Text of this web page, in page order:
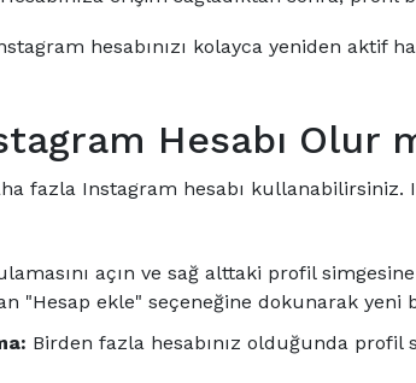
hesabınızı kolayca yeniden aktif
Hesabı Olur
fazla Instagram hesabı
açın ve sağ alttaki profil
"Hesap ekle" seçeneğine dokunarak yeni
Birden fazla hesabınız olduğunda